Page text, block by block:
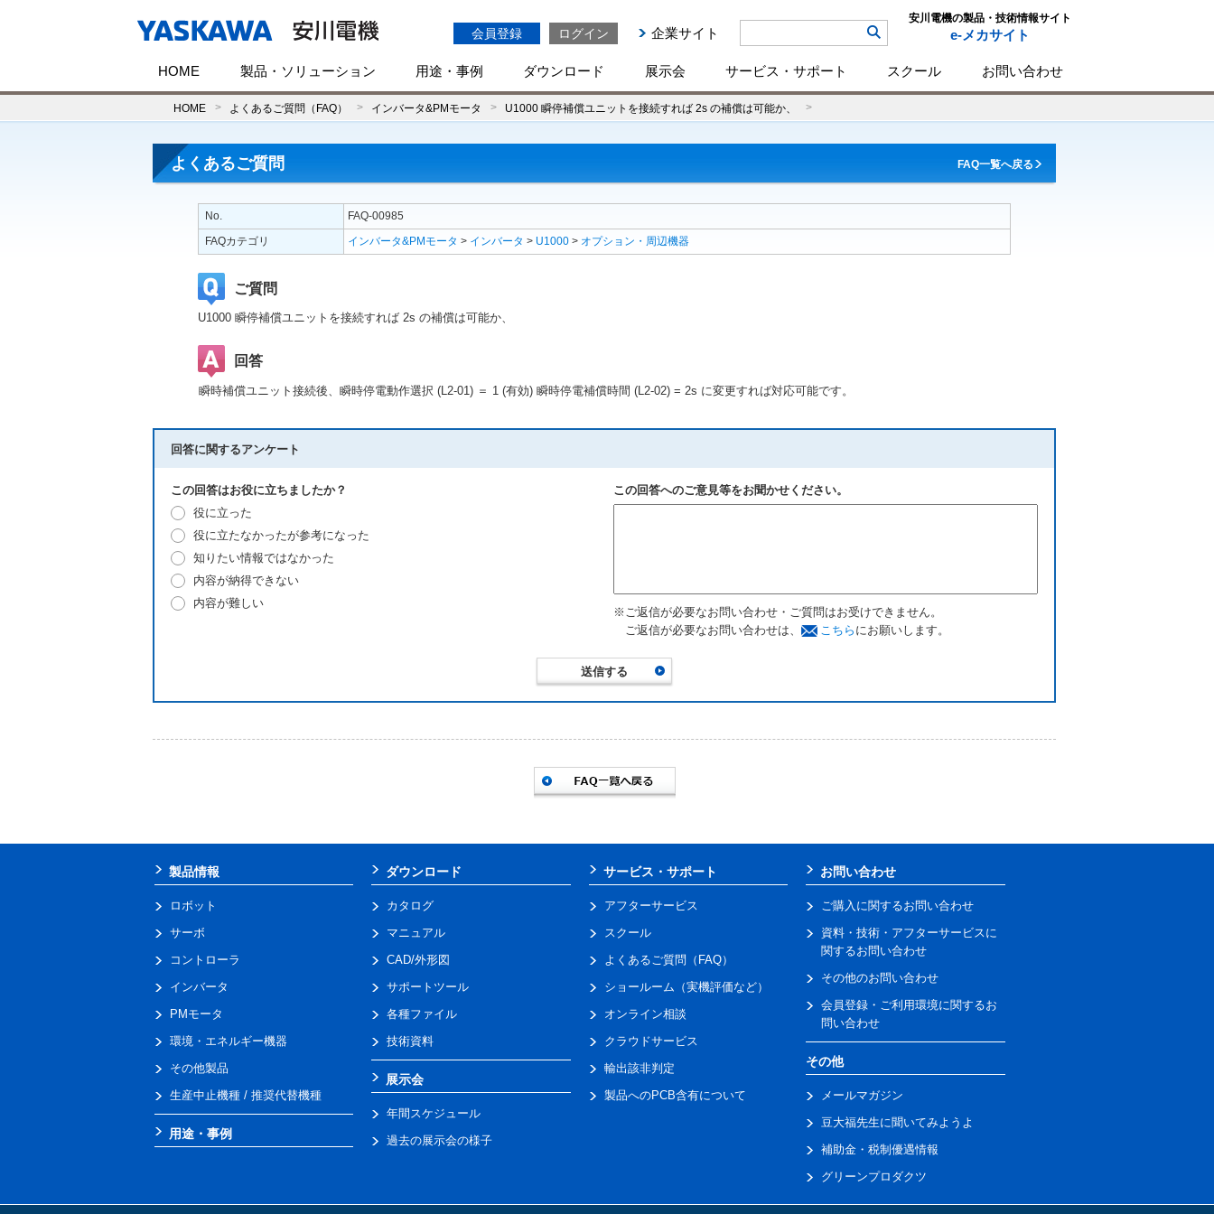
会員登録 ログイン 企業サイト
安川電機の製品・技術情報サイト
e-メカサイト
HOME 製品・ソリューション 用途・事例 ダウンロード 展示会 サービス・サポート スクール お問い合わせ
HOME よくあるご質問（FAQ） インバータ&PMモータ U1000 瞬停補償ユニットを接続すれば 2s の補償は可能か、
よくあるご質問 FAQ一覧へ戻る
No.
FAQ-00985
FAQカテゴリ
インバータ&PMモータ > インバータ > U1000 > オプション・周辺機器
ご質問
U1000 瞬停補償ユニットを接続すれば 2s の補償は可能か、
回答
瞬時補償ユニット接続後、瞬時停電動作選択 (L2-01) ＝ 1 (有効) 瞬時停電補償時間 (L2-02) = 2s に変更すれば対応可能です。
回答に関するアンケート
この回答はお役に立ちましたか？
役に立った
役に立たなかったが参考になった
知りたい情報ではなかった
内容が納得できない
内容が難しい
この回答へのご意見等をお聞かせください。
※ご返信が必要なお問い合わせ・ご質問はお受けできません。
ご返信が必要なお問い合わせは、
こちら にお願いします。
製品情報
ロボット
サーボ
コントローラ
インバータ
PMモータ
環境・エネルギー機器
その他製品
生産中止機種 / 推奨代替機種
用途・事例
ダウンロード
カタログ
マニュアル
CAD/外形図
サポートツール
各種ファイル
技術資料
展示会
年間スケジュール
過去の展示会の様子
サービス・サポート
アフターサービス
スクール
よくあるご質問（FAQ）
ショールーム（実機評価など）
オンライン相談
クラウドサービス
輸出該非判定
製品へのPCB含有について
お問い合わせ
ご購入に関するお問い合わせ
資料・技術・アフターサービスに
関するお問い合わせ
その他のお問い合わせ
会員登録・ご利用環境に関するお
問い合わせ
その他
メールマガジン
豆大福先生に聞いてみようよ
補助金・税制優遇情報
グリーンプロダクツ